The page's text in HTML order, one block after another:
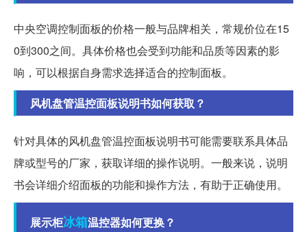
中央空调控制面板的价格一般与品牌相关，常规价位在15
0到300之间。具体价格也会受到功能和品质等因素的影
响，可以根据自身需求选择适合的控制面板。
风机盘管温控面板说明书如何获取？
针对具体的风机盘管温控面板说明书可能需要联系具体品
牌或型号的厂家，获取详细的操作说明。一般来说，说明
书会详细介绍面板的功能和操作方法，有助于正确使用。
展示柜冰箱温控器如何更换？